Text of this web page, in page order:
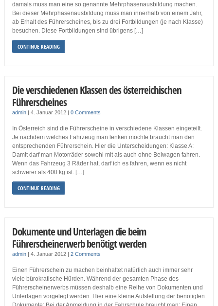
damals muss man eine so genannte Mehrphasenausbildung machen.
Bei dieser Mehrphasenausbildung muss man innerhalb von einem Jahr,
ab Erhalt des Führerscheines, bis zu drei Fortbildungen (je nach Klasse)
besuchen. Diese Fortbildungen sind übrigens […]
CONTINUE READING
Die verschiedenen Klassen des österreichischen
Führerscheines
admin| 4. Januar 2012 | 0 Comments
In Österreich sind die Führerscheine in verschiedene Klassen eingeteilt.
Je nachdem welches Fahrzeug man lenken möchte braucht man den
entsprechenden Führerschein. Hier die Unterscheidungen: Klasse A:
Damit darf man Motorräder sowohl mit als auch ohne Beiwagen fahren.
Wenn das Fahrzeug 3 Räder hat, darf ich es fahren, wenn es nicht
schwerer als 400 kg ist. […]
CONTINUE READING
Dokumente und Unterlagen die beim
Führerscheinerwerb benötigt werden
admin| 4. Januar 2012 | 2 Comments
Einen Führerschein zu machen beinhaltet natürlich auch immer sehr
viele bürokratische Hürden. Während der gesamten Phase des
Führerscheinerwerbs müssen deshalb eine Reihe von Dokumenten und
Unterlagen vorgelegt werden. Hier eine kleine Aufstellung der benötigten